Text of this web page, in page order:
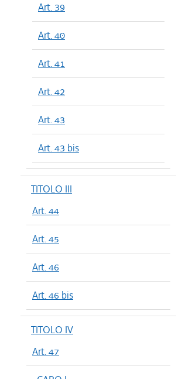
Art. 39
Art. 40
Art. 41
Art. 42
Art. 43
Art. 43 bis
TITOLO III
Art. 44
Art. 45
Art. 46
Art. 46 bis
TITOLO IV
Art. 47